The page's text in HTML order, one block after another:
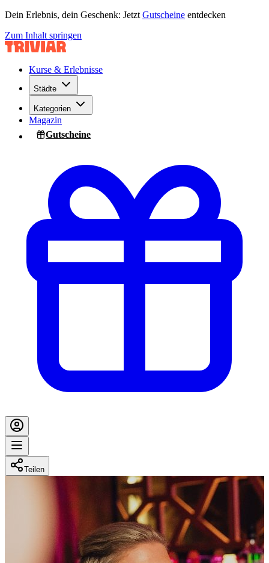
Dein Erlebnis, dein Geschenk: Jetzt Gutscheine entdecken
Zum Inhalt springen
Kurse & Erlebnisse
Städte
Kategorien
Magazin
Gutscheine
Teilen